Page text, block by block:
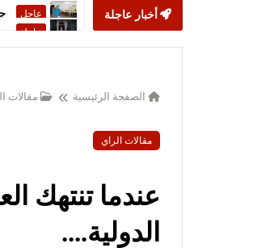
أخبار عاجلة عاجل
الصفحة الرئيسية مقالات
مقالات الراي
عندما تنتهك
الدولية....